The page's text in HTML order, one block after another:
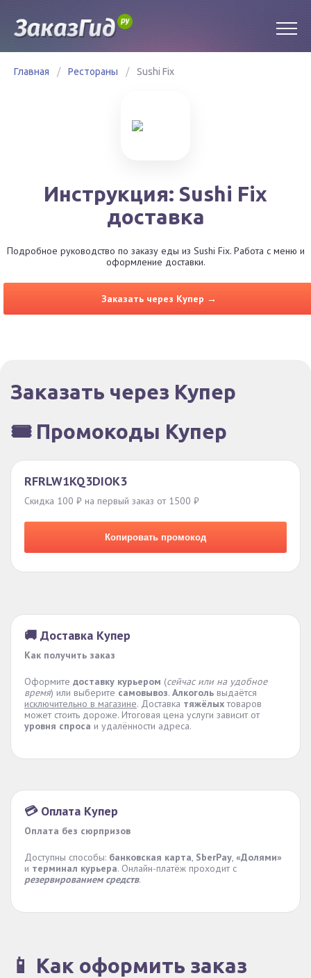
Главная / Рестораны / Sushi Fix
Инструкция: Sushi Fix
доставка
Подробное руководство по заказу еды из Sushi Fix. Работа с меню и
оформление доставки.
Заказать через Купер →
Заказать через Купер
🎟️ Промокоды Купер
RFRLW1KQ3DIOK3
Скидка 100 ₽ на первый заказ от 1500 ₽
Копировать промокод
🚚 Доставка Купер
Как получить заказ
Оформите доставку курьером (сейчас или на удобное
время) или выберите самовывоз. Алкоголь выдаётся
исключительно в магазине. Доставка тяжёлыхтоваров
может стоить дороже. Итоговая цена услуги зависит от
уровня спроса и удалённости адреса.
💳 Оплата Купер
Оплата без сюрпризов
Доступны способы: банковская карта, SberPay, «Долями»
и терминал курьера. Онлайн-платёж проходит с
резервированием средств.
📱 Как оформить заказ